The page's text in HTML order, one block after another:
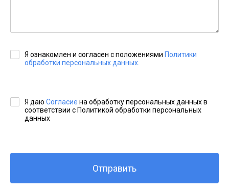
Я ознакомлен и согласен с положениями Политики
обработки персональных данных.
Я даю Согласие на обработку персональных данных в
соответствии с Политикой обработки персональных
данных
Отправить